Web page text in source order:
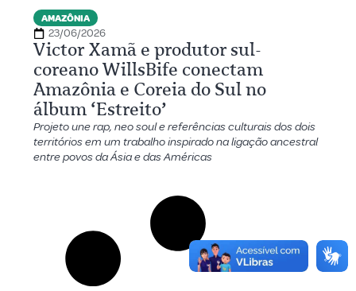
AMAZÔNIA
23/06/2026
Victor Xamã e produtor sul-
coreano WillsBife conectam
Amazônia e Coreia do Sul no
álbum ‘Estreito’
Projeto une rap, neo soul e referências culturais dos dois
territórios em um trabalho inspirado na ligação ancestral
entre povos da Ásia e das Américas